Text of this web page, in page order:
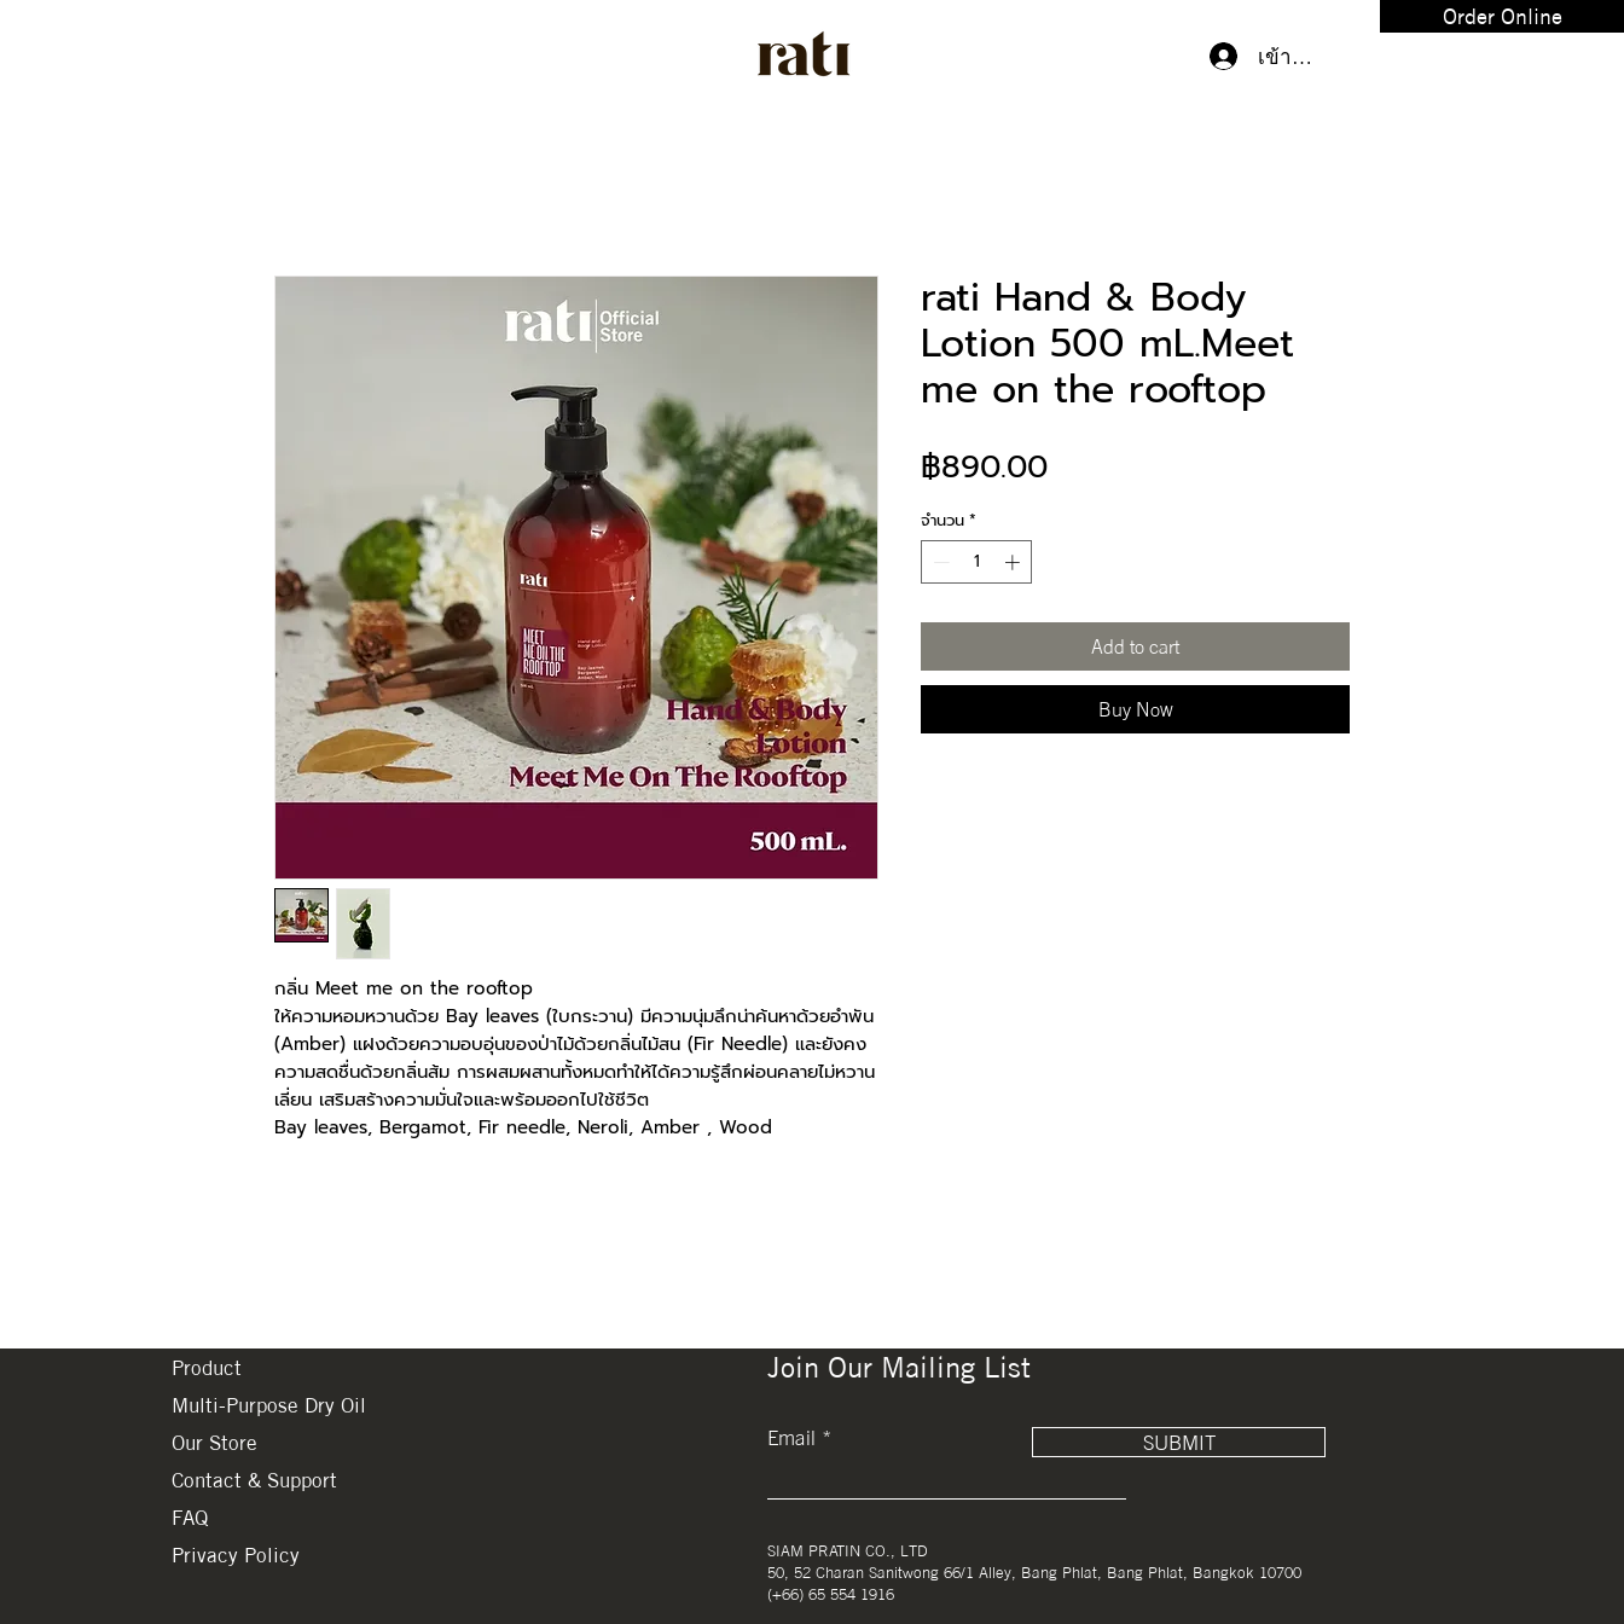
เข้าสู่ระบบ
Order Online
กลิ่น Meet me on the rooftop
ให้ความหอมหวานด้วย Bay leaves (ใบกระวาน) มีความนุ่มลึกน่าค้นหาด้วยอำพัน
(Amber) แฝงด้วยความอบอุ่นของป่าไม้ด้วยกลิ่นไม้สน (Fir Needle) และยังคง
ความสดชื่นด้วยกลิ่นส้ม การผสมผสานทั้งหมดทำให้ได้ความรู้สึกผ่อนคลายไม่หวาน
เลี่ยน เสริมสร้างความมั่นใจและพร้อมออกไปใช้ชีวิต
Bay leaves, Bergamot, Fir needle, Neroli, Amber , Wood
rati Hand & Body
Lotion 500 mL.Meet
me on the rooftop
฿890.00ราคา
จำนวน *
Add to cart
Buy Now
Product
Multi-Purpose Dry Oil
Our Store
Contact & Support
FAQ
Privacy Policy
Join Our Mailing List
Email SUBMIT
SIAM PRATIN CO., LTD
50, 52 Charan Sanitwong 66/1 Alley, Bang Phlat, Bang Phlat, Bangkok 10700
(+66) 65 554 1916